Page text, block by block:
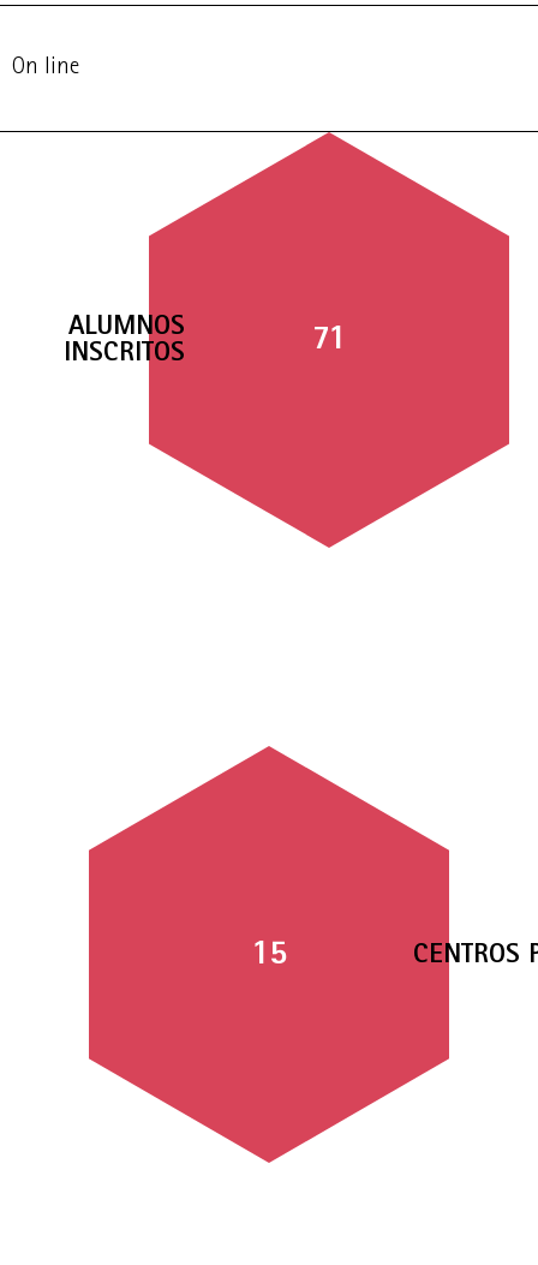
On line
71
ALUMNOS
INSCRITOS
15 CENTROS